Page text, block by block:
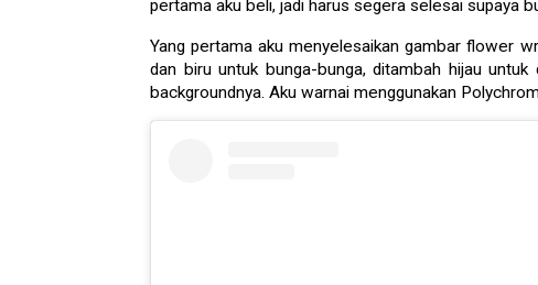
pertama aku beli, jadi harus segera selesai supaya
Yang pertama aku menyelesaikan gambar flower
dan biru untuk bunga-bunga, ditambah hijau
backgroundnya. Aku warnai menggunakan